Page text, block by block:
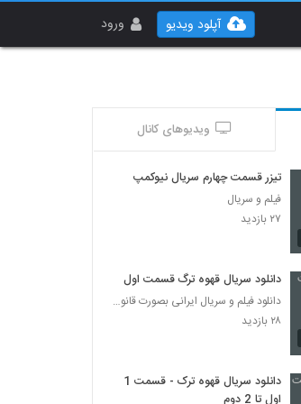
ورود آپلود ویدیو
ویدیوهای کانال
تیزر قسمت چهارم سریال نیوکمپ
فیلم و سریال
۲۷ بازدید
دانلود سریال قهوه ترگ قسمت اول
دانلود فیلم و سریال ایرانی بصورت قانونی
۲۸ بازدید
دانلود سریال قهوه ترک - قسمت 1
اول تا 2 دوم